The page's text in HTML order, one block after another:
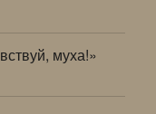
муха!»